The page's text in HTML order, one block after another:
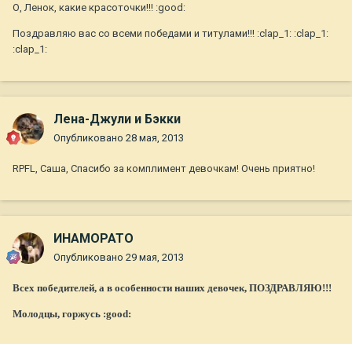
О, Ленок, какие красоточки!!! :good:
Поздравляю вас со всеми победами и титулами!!! :clap_1: :clap_1:
:clap_1:
Лена-Джули и Бэкки
Опубликовано 28 мая, 2013
RPFL, Саша, Спасибо за комплимент девочкам! Очень приятно!
ИНАМОРАТО
Опубликовано 29 мая, 2013
Всех победителей, а в особенности наших девочек, ПОЗДРАВЛЯЮ!!!
Молодцы, горжусь :good: